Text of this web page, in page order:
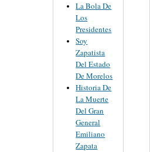
La Bola De
Los
Presidentes
Soy
Zapatista
Del Estado
De Morelos
Historia De
La Muerte
Del Gran
General
Emiliano
Zapata